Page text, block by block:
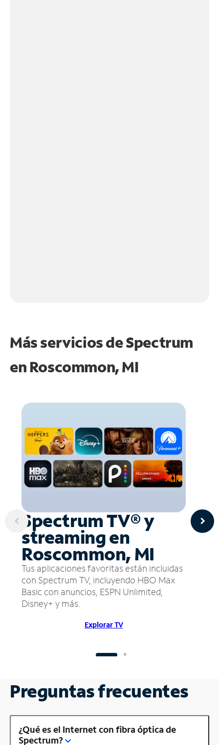
Más servicios de Spectrum
en Roscommon, MI
Spectrum TV® y
streaming en
Roscommon, MI
Tus aplicaciones favoritas están incluidas
con Spectrum TV, incluyendo HBO Max
Basic con anuncios, ESPN Unlimited,
Disney+ y más.
Explorar TV
Preguntas frecuentes
¿Qué es el Internet con fibra óptica de
Spectrum?